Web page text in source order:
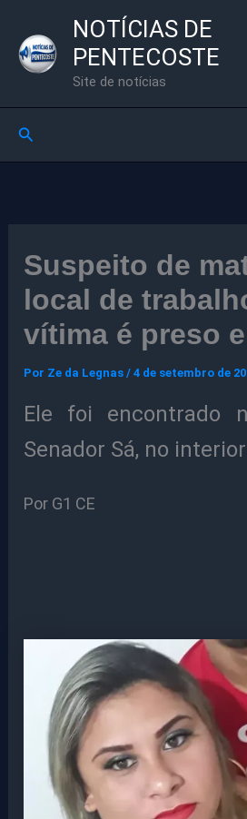
para
NOTÍCIAS DE
PENTECOSTE
Site de notícias
Pesquisar
Suspeito de
local de
vítima é preso
Por Ze da Legnas/4 de setembro de
Ele foi encontrado
Senador Sá, no
Por G1 CE